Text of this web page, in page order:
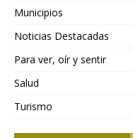
Municipios
Noticias Destacadas
Para ver, oír y sentir
Salud
Turismo